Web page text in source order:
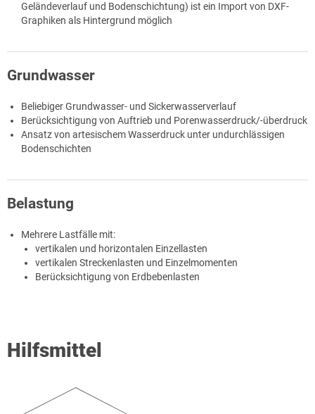
Geländeverlauf und Bodenschichtung) ist ein Import von DXF-
Graphiken als Hintergrund möglich
Grundwasser
Beliebiger Grundwasser- und Sickerwasserverlauf
Berücksichtigung von Auftrieb und Porenwasserdruck/-überdruck
Ansatz von artesischem Wasserdruck unter undurchlässigen
Bodenschichten
Belastung
Mehrere Lastfälle mit:
vertikalen und horizontalen Einzellasten
vertikalen Streckenlasten und Einzelmomenten
Berücksichtigung von Erdbebenlasten
Hilfsmittel